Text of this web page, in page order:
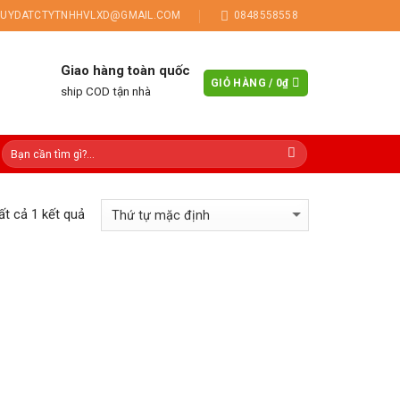
0848558558
Giao hàng toàn quốc
ship COD tận nhà
GIỎ HÀNG / 0₫
cả 1 kết quả